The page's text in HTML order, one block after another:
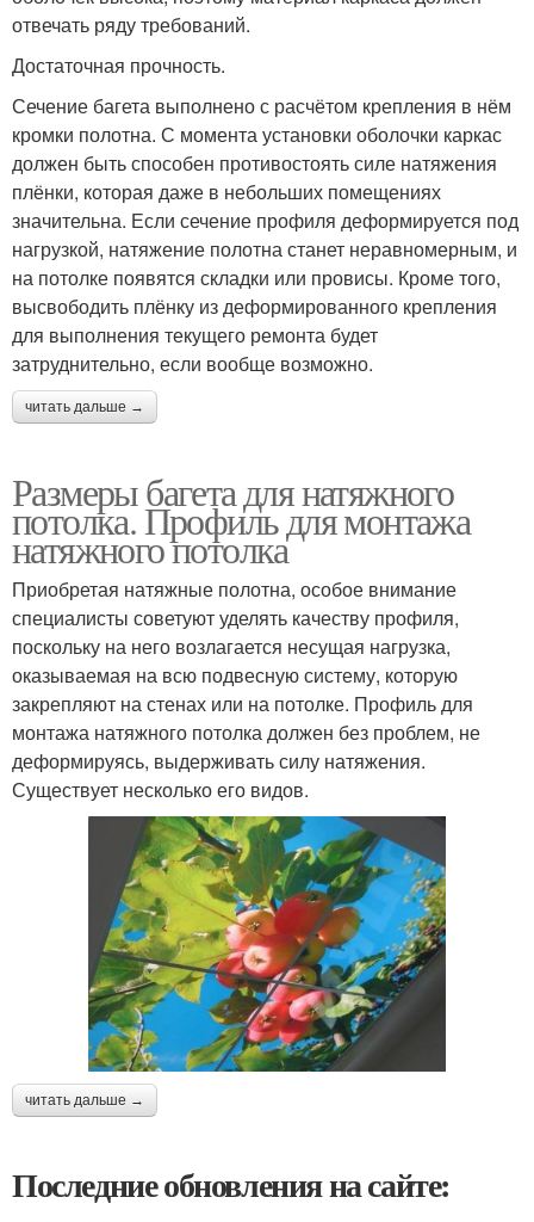
отвечать ряду требований.
Достаточная прочность.
Сечение багета выполнено с расчётом крепления в нём
кромки полотна. С момента установки оболочки каркас
должен быть способен противостоять силе натяжения
плёнки, которая даже в небольших помещениях
значительна. Если сечение профиля деформируется под
нагрузкой, натяжение полотна станет неравномерным, и
на потолке появятся складки или провисы. Кроме того,
высвободить плёнку из деформированного крепления
для выполнения текущего ремонта будет
затруднительно, если вообще возможно.
читать дальше →
Размеры багета для натяжного
потолка. Профиль для монтажа
натяжного потолка
Приобретая натяжные полотна, особое внимание
специалисты советуют уделять качеству профиля,
поскольку на него возлагается несущая нагрузка,
оказываемая на всю подвесную систему, которую
закрепляют на стенах или на потолке. Профиль для
монтажа натяжного потолка должен без проблем, не
деформируясь, выдерживать силу натяжения.
Существует несколько его видов.
читать дальше →
Последние обновления на сайте: